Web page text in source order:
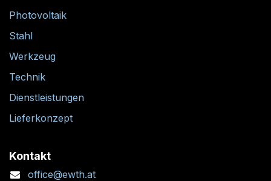
Photovoltaik
Stahl
Werkzeug
Technik
Dienstleistungen
Lieferkonzept
Kontakt
office@ewth.at